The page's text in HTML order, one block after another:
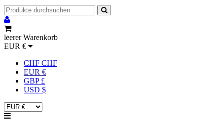
leerer Warenkorb
EUR €
CHF CHF
EUR €
GBP £
USD $